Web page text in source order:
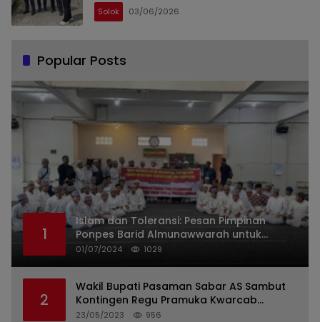
Solok 03/06/2026
Popular Posts
1
Islam dan Toleransi: Pesan Pimpinan
Ponpes Barid Almunawwarah untuk
Indonesia
01/07/2024 1029
2
Wakil Bupati Pasaman Sabar AS Sambut
Kontingen Regu Pramuka Kwarcab
Pasaman
23/05/2023 956